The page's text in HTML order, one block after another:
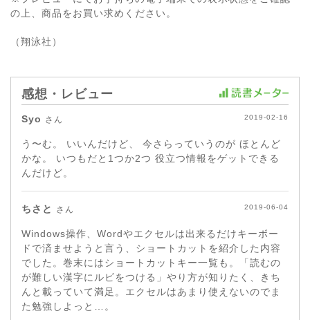
の上、商品をお買い求めください。
（翔泳社）
感想・レビュー
Syo さん 2019-02-16
う〜む。 いいんだけど、 今さらっていうのが ほとんど
かな。 いつもだと1つか2つ 役立つ情報をゲットできる
んだけど。
ちさと さん 2019-06-04
Windows操作、Wordやエクセルは出来るだけキーボー
ドで済ませようと言う、ショートカットを紹介した内容
でした。巻末にはショートカットキー一覧も。「読むの
が難しい漢字にルビをつける」やり方が知りたく、きち
んと載っていて満足。エクセルはあまり使えないのでま
た勉強しよっと…。